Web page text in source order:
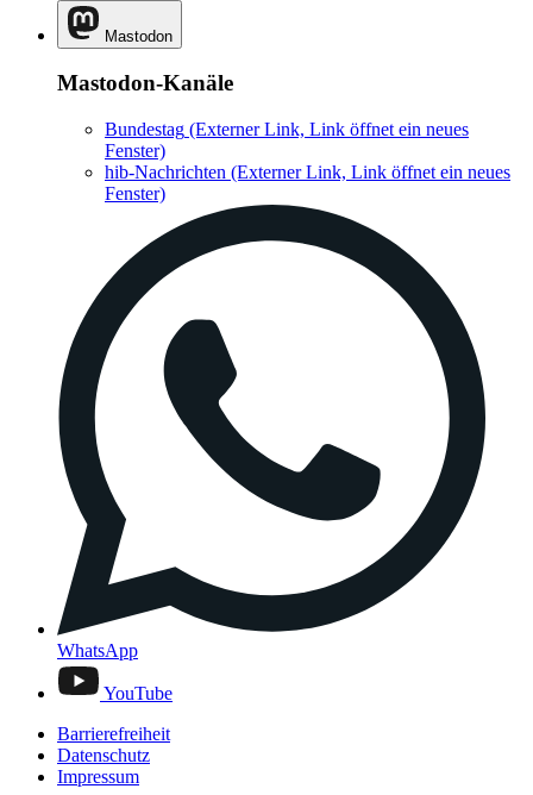
Mastodon
Mastodon-Kanäle
Bundestag (Externer Link, Link öffnet ein neues
Fenster)
hib-Nachrichten (Externer Link, Link öffnet ein neues
Fenster)
WhatsApp
YouTube
Barrierefreiheit
Datenschutz
Impressum